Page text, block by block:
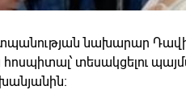
նախարար Դավիթ
տեսակցելու